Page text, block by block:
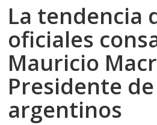
La tendencia
oficiales
Mauricio
Presidente
argentinos